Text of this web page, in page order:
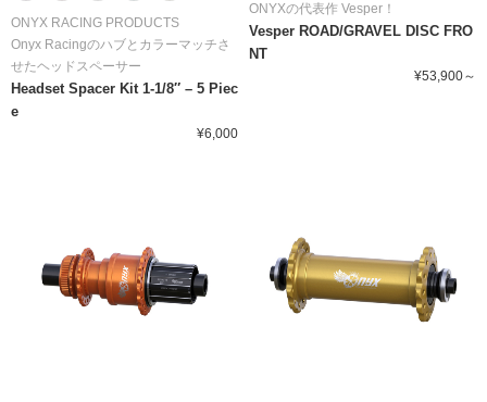
ONYX RACING PRODUCTS
Onyx Racingのハブとカラーマッチさ
せたヘッドスペーサー
Headset Spacer Kit 1-1/8″ – 5 Piec
e
¥6,000
ONYXの代表作 Vesper！
Vesper ROAD/GRAVEL DISC FRO
NT
¥53,900～